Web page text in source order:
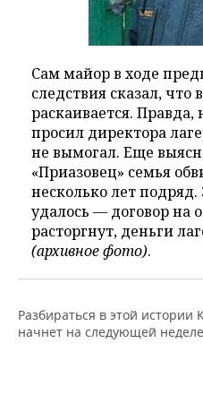
Сам майор в ходе
следствия сказал, что
раскаивается. Правда,
просил директора
не вымогал. Еще
«Приазовец» семья
несколько лет
удалось — договор на
расторгнут, деньги
(архивное фото).
Разбираться в этой истории
начнет на следующей